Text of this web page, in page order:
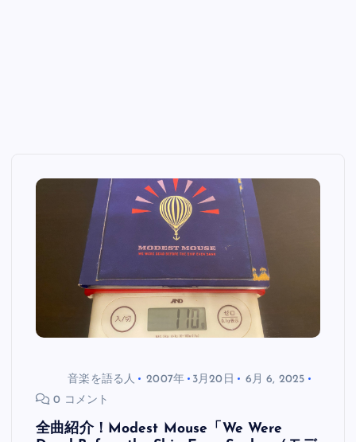
音楽を語る人 2007年 3月20日
6月 6, 2025
0 コメント
全曲紹介！Modest Mouse「We Were